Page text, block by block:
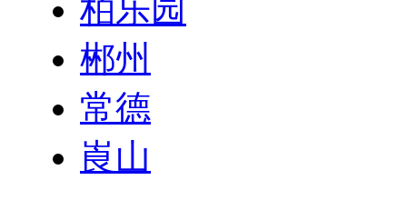
柏乐园
郴州
常德
崀山